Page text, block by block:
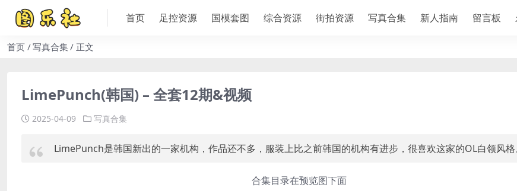
首页 足控资源 国模套图 综合资源 街拍资源 写真合集 新人指南 留言板
首页 写真合集 正文
LimePunch(韩国) – 全套12期&视频
2025-04-09 写真合集
LimePunch是韩国新出的一家机构，作品还不多，服装上比之前韩国的机构有进步，很喜欢这家的OL白领风格
合集目录在预览图下面